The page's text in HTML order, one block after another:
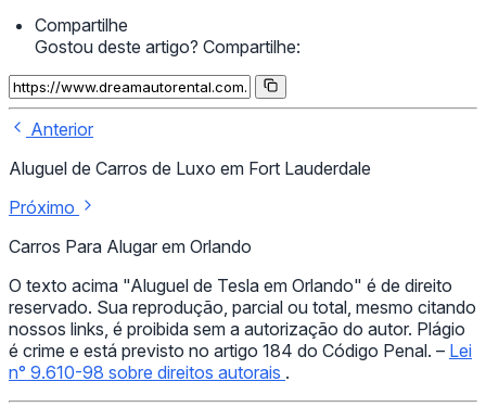
Compartilhe
Gostou deste artigo? Compartilhe:
Anterior
Aluguel de Carros de Luxo em Fort Lauderdale
Próximo
Carros Para Alugar em Orlando
O texto acima "Aluguel de Tesla em Orlando" é de direito
reservado. Sua reprodução, parcial ou total, mesmo citando
nossos links, é proibida sem a autorização do autor. Plágio
é crime e está previsto no artigo 184 do Código Penal. – Lei
n° 9.610-98 sobre direitos autorais .